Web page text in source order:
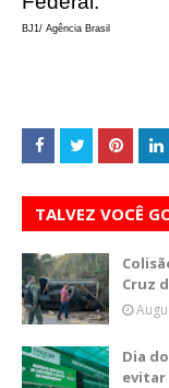
BJ1/ Agência Brasil
TALVEZ VOCÊ
Cruz
Dia
evitar